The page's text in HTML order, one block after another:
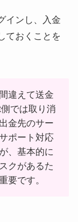
インし、入金
ておくことを
違えて送金
では取り消
金先のサー
ポート対応
、基本的に
クがあるた
要です。